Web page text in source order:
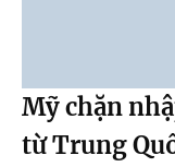
Mỹ chặn
từ Trung